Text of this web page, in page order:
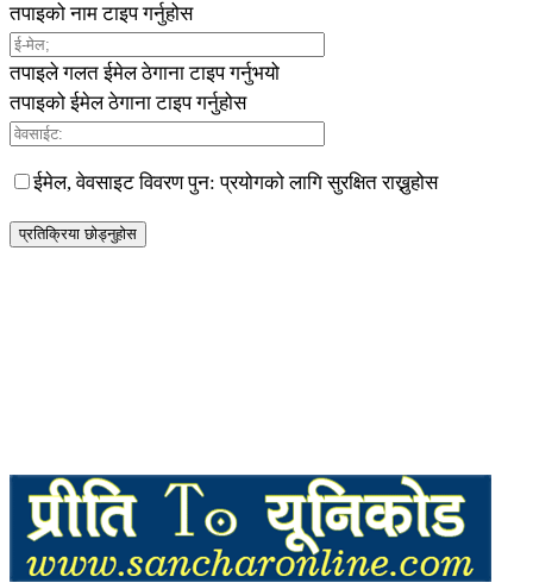
तपाइको नाम टाइप गर्नुहोस
तपाइले गलत ईमेल ठेगाना टाइप गर्नुभयो
तपाइको ईमेल ठेगाना टाइप गर्नुहोस
ईमेल, वेवसाइट विवरण पुन: प्रयोगको लागि सुरक्षित राख्नुहोस